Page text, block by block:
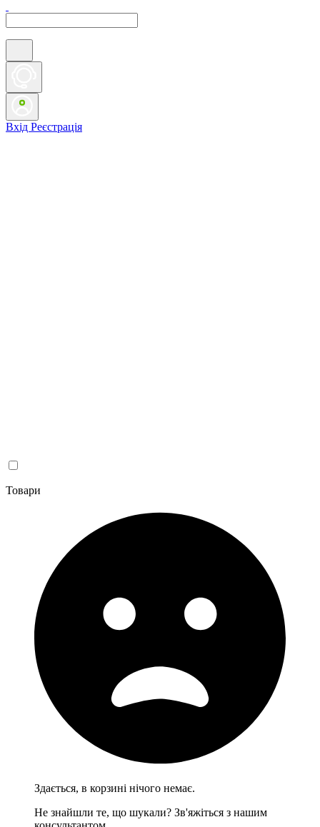
Вхід Реєстрація
Товари
Здається, в корзині нічого немає.
Не знайшли те, що шукали? Зв'яжіться з нашим